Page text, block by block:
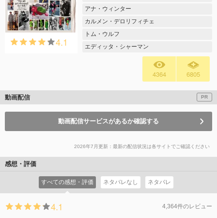
4.1
アナ・ウィンター
カルメン・デロリフィチェ
トム・ウルフ
エディッタ・シャーマン
4364 6805
動画配信 PR
動画配信サービスがあるか確認する
2026年7月更新：最新の配信状況は各サイトでご確認ください
感想・評価
すべての感想・評価 ネタバレなし ネタバレ
4.1 4,364件のレビュー